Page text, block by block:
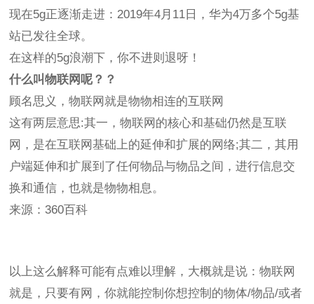
现在5g正逐渐走进：2019年4月11日，华为4万多个5g基
站已发往全球。
在这样的5g浪潮下，你不进则退呀！
什么叫物联网呢？？
顾名思义，物联网就是物物相连的互联网
这有两层意思:其一，物联网的核心和基础仍然是互联
网，是在互联网基础上的延伸和扩展的网络;其二，其用
户端延伸和扩展到了任何物品与物品之间，进行信息交
换和通信，也就是物物相息。
来源：360百科
以上这么解释可能有点难以理解，大概就是说：物联网
就是，只要有网，你就能控制你想控制的物体/物品/或者